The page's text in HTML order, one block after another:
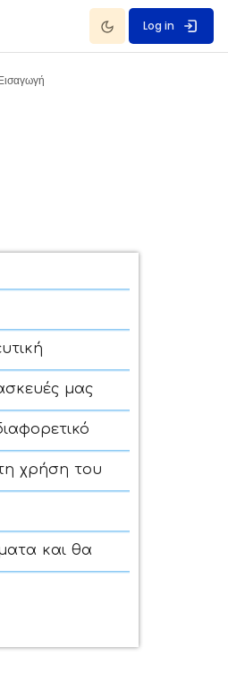
Dark Mode
Log in
μας
χρήση του
και θα